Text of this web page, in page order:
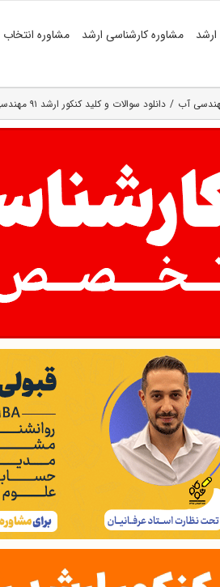
مشاوره کارشناسی ارشد مشاوره
آب دانلود سوالات و کلید کنکور ارشد ۹۱ مهندسی کشاورزی آب (رایگان)